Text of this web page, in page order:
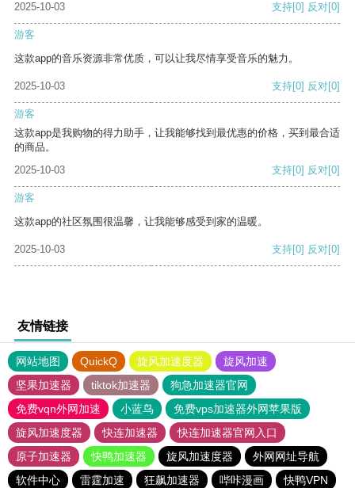
2025-10-03 支持[0] 反对[0]
游客
这款app的音乐资源非常优质，可以让我尽情享受音乐的魅力。
2025-10-03 支持[0] 反对[0]
游客
这款app是我购物的得力助手，让我能够找到最优惠的价格，买到最合适
的商品。
2025-10-03
支持[0] 反对[0]
游客
这款app的社区氛围很温馨，让我能够感受到家的温暖。
2025-10-03 支持[0] 反对[0]
友情链接
网站地图 QuickQ 旋风加速度器
旋风加速
坚果加速器
tiktok加速器
狗急加速器官网
免费vqn外网加速
小蓝鸟
免费vps加速器外网苹果版
旋风加速度器
快连加速器
快连加速器官网入口
原子加速器
快鸭加速器 旋风加速度器
外网网址导航
软件中心
雷霆加速 狂飙加速器 哔咔漫画
快鸭VPN